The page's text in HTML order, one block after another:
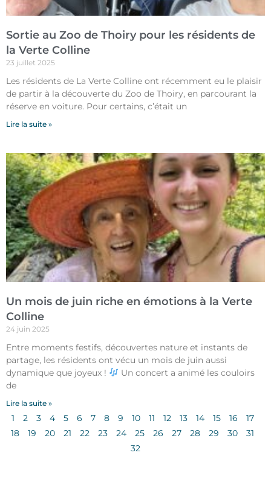
Sortie au Zoo de Thoiry pour les résidents de
la Verte Colline
23 juillet 2025
Les résidents de La Verte Colline ont récemment eu le plaisir
de partir à la découverte du Zoo de Thoiry, en parcourant la
réserve en voiture. Pour certains, c’était un
Lire la suite »
Un mois de juin riche en émotions à la Verte
Colline
24 juin 2025
Entre moments festifs, découvertes nature et instants de
partage, les résidents ont vécu un mois de juin aussi
dynamique que joyeux !
Un concert a animé les couloirs
de
Lire la suite »
1 2 3 4 5 6 7 8 9 10 11 12 13 14 15 16
17
18
19 20 21 22 23 24 25 26 27 28 29 30
31
32